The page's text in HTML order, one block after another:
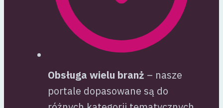
Obsługa wielu branż – nasze
portale dopasowane są do